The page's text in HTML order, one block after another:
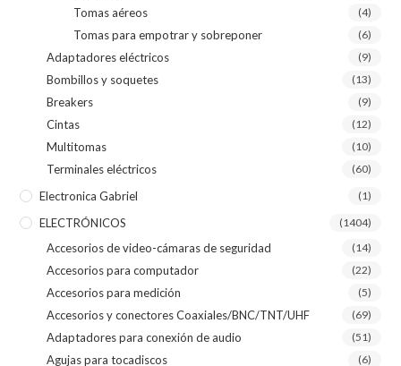
Tomas aéreos (4)
Tomas para empotrar y sobreponer (6)
Adaptadores eléctricos (9)
Bombillos y soquetes (13)
Breakers (9)
Cintas (12)
Multitomas (10)
Terminales eléctricos (60)
Electronica Gabriel (1)
ELECTRÓNICOS (1404)
Accesorios de video-cámaras de seguridad (14)
Accesorios para computador (22)
Accesorios para medición (5)
Accesorios y conectores Coaxiales/BNC/TNT/UHF (69)
Adaptadores para conexión de audio (51)
Agujas para tocadiscos (6)